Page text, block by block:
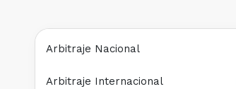
Arbitraje Nacional
Arbitraje Internacional